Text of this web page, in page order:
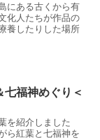
にある古くから有
化人たちが作品の
養したりした場所
福神めぐり＜
を紹介しました
ら紅葉と七福神を